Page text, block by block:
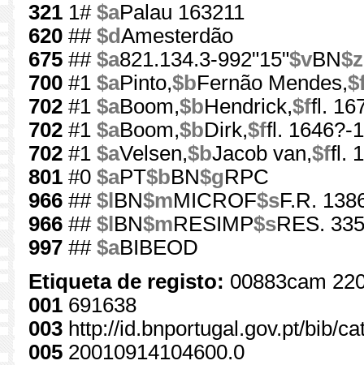
321 1# $aPalau 163211
620 ## $dAmesterdão
675 ## $a821.134.3-992"15"$vBN$z
700 #1 $aPinto,$bFernão Mendes,
702 #1 $aBoom,$bHendrick,$ffl.
702 #1 $aBoom,$bDirk,$ffl. 1646?-
702 #1 $aVelsen,$bJacob van,$ffl.
801 #0 $aPT$bBN$gRPC
966 ## $l BN$mMICROF$sF.R.
966 ## $l BN$mRESIMP$sRES.
997 ## $aBIBEOD
Etiqueta de registo: 00883cam
001 691638
003 http://id.bnportugal.gov.pt/bib/
005 20010914104600.0